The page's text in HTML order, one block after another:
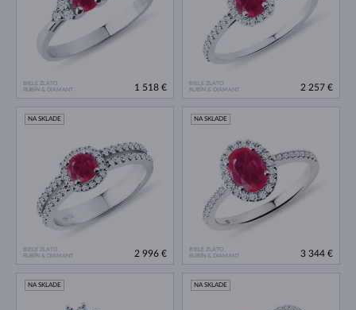
BIELE ZLATO
RUBÍN & DIAMANT
1 518 €
BIELE ZLATO
RUBÍN & DIAMANT
2 257 €
BIELE ZLATO
RUBÍN & DIAMANT
NA SKLADE
2 996 €
BIELE ZLATO
RUBÍN & DIAMANT
NA SKLADE
3 344 €
NA SKLADE NA SKLADE